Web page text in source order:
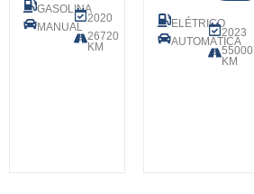
GASOLINA
MANUAL
2020
26720
KM
ELÉTRICO
AUTOMÁTICA
2023
55000
KM